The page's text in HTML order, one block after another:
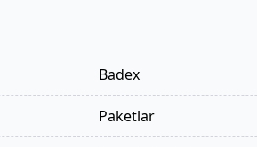
Badex
paketlar